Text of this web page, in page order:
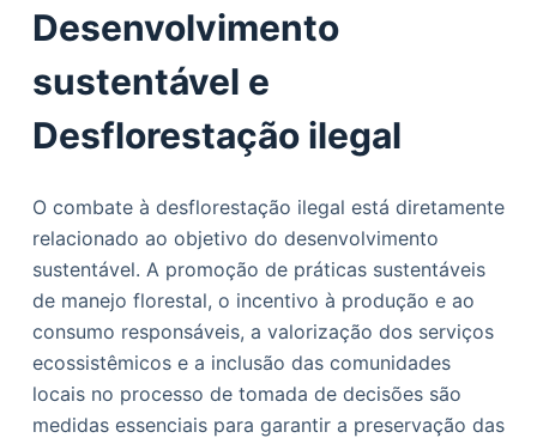
Desenvolvimento
sustentável e
Desflorestação ilegal
O combate à desflorestação ilegal está diretamente
relacionado ao objetivo do desenvolvimento
sustentável. A promoção de práticas sustentáveis
de manejo florestal, o incentivo à produção e ao
consumo responsáveis, a valorização dos serviços
ecossistêmicos e a inclusão das comunidades
locais no processo de tomada de decisões são
medidas essenciais para garantir a preservação das